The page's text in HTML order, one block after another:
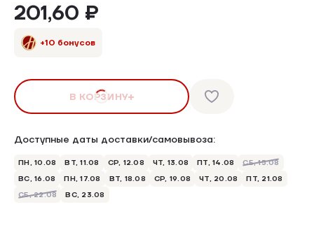
Доступные даты доставки/самовывоза:
ПН, 10.08 ВТ, 11.08 СР, 12.08 ЧТ, 13.08 ПТ, 14.08
СБ, 15.08
ВС, 16.08
ПН, 17.08 ВТ, 18.08 СР, 19.08 ЧТ, 20.08
ПТ, 21.08
СБ, 22.08
ВС, 23.08
201,60 ₽
+10 бонусов
В КОРЗИНУ